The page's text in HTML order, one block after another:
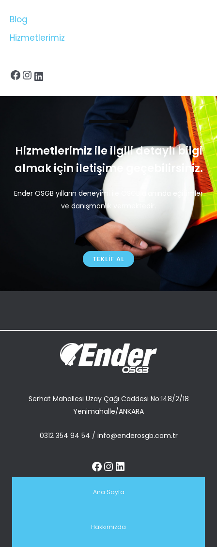
Blog
Hizmetlerimiz
Hizmetlerimiz ile ilgili detaylı bilgi
almak için iletişime geçebilirsiniz.
Ender OSGB yılların deneyimi ile OSGB alanında eğitimler
ve danışmanlık vermektedir.
TEKLIF AL
Serhat Mahallesi Uzay Çağı Caddesi No:148/2/18
Yenimahalle/ANKARA
0312 354 94 54 / info@enderosgb.com.tr
Ana Sayfa
Hakkımızda